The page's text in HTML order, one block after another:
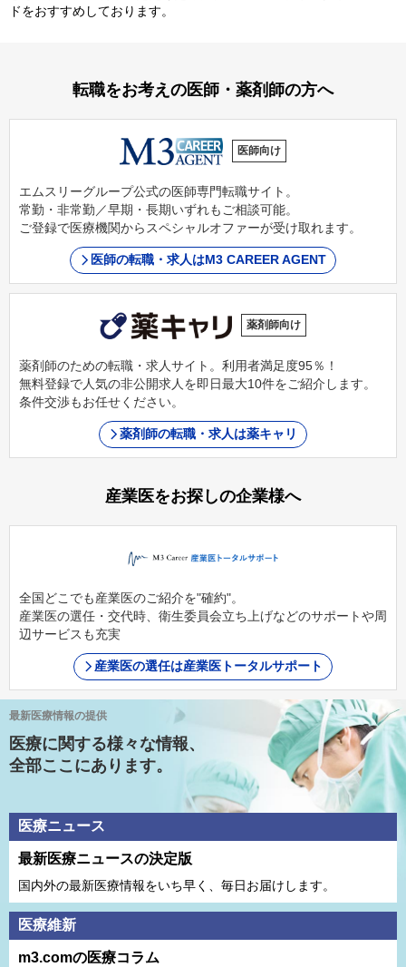
ドをおすすめしております。
転職をお考えの医師・薬剤師の方へ
医師向け
エムスリーグループ公式の医師専門転職サイト。
常勤・非常勤／早期・長期いずれもご相談可能。
ご登録で医療機関からスペシャルオファーが受け取れます。
医師の転職・求人はM3 CAREER AGENT
薬剤師向け
薬剤師のための転職・求人サイト。利用者満足度95％！
無料登録で人気の非公開求人を即日最大10件をご紹介します。
条件交渉もお任せください。
薬剤師の転職・求人は薬キャリ
産業医をお探しの企業様へ
全国どこでも産業医のご紹介を"確約"。
産業医の選任・交代時、衛生委員会立ち上げなどのサポートや周
辺サービスも充実
産業医の選任は産業医トータルサポート
最新医療情報の提供
医療に関する様々な情報、
全部ここにあります。
医療ニュース
最新医療ニュースの決定版
国内外の最新医療情報をいち早く、毎日お届けします。
医療維新
m3.comの医療コラム